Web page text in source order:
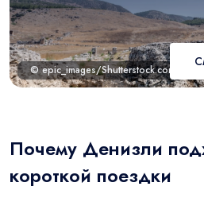
© epic_images/Shutterstock.com
Почему Денизли
короткой поездки